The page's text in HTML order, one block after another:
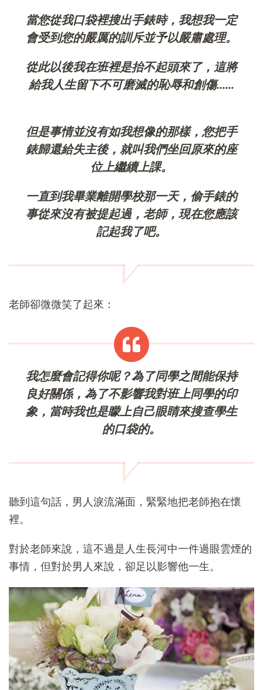
當您從我口袋裡搜出手錶時，我想我一定
會受到您的嚴厲的訓斥並予以嚴肅處理。
從此以後我在班裡是抬不起頭來了，這將
給我人生留下不可磨滅的恥辱和創傷……
但是事情並沒有如我想像的那樣，您把手
錶歸還給失主後，就叫我們坐回原來的座
位上繼續上課。
一直到我畢業離開學校那一天，偷手錶的
事從來沒有被提起過，老師，現在您應該
記起我了吧。
老師卻微微笑了起來：
我怎麼會記得你呢？為了同學之間能保持
良好關係，為了不影響我對班上同學的印
象，當時我也是矇上自己眼睛來搜查學生
的口袋的。
聽到這句話，男人淚流滿面，緊緊地把老師抱在懷
裡。
對於老師來說，這不過是人生長河中一件過眼雲煙的
事情，但對於男人來說，卻足以影響他一生。